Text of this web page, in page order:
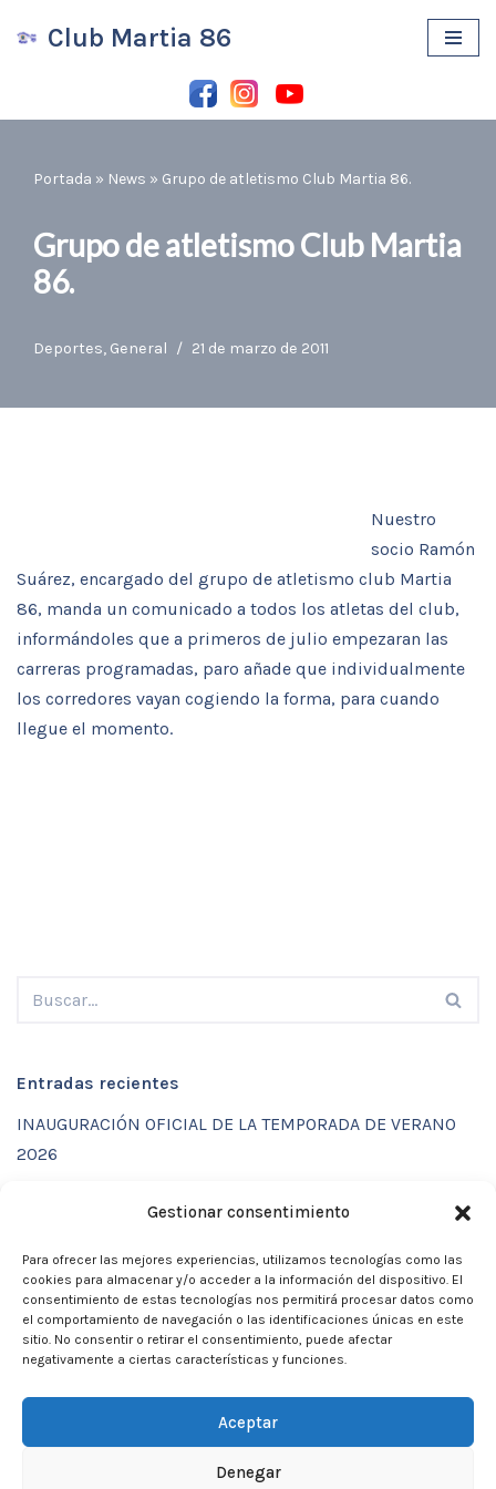
Gestionar consentimiento
Para ofrecer las mejores experiencias, utilizamos tecnologías como las
cookies para almacenar y/o acceder a la información del dispositivo. El
consentimiento de estas tecnologías nos permitirá procesar datos como
el comportamiento de navegación o las identificaciones únicas en este
sitio. No consentir o retirar el consentimiento, puede afectar
negativamente a ciertas características y funciones.
Aceptar
Denegar
contenido
Club Martia 86
Portada » News » Grupo de atletismo Club Martia 86.
Grupo de atletismo Club Martia
86.
Deportes, General 21 de marzo de 2011
Nuestro
socio Ramón
Suárez, encargado del grupo de atletismo club Martia
86, manda un comunicado a todos los atletas del club,
informándoles que a primeros de julio empezaran las
carreras programadas, paro añade que individualmente
los corredores vayan cogiendo la forma, para cuando
llegue el momento.
Entradas recientes
INAUGURACIÓN OFICIAL DE LA TEMPORADA DE VERANO
2026
CALENDARIO DE ACTIVIDADES VERANO 2026 – CLUB
MARTIA 86
ACTIVIDADES DE VERANO 2026